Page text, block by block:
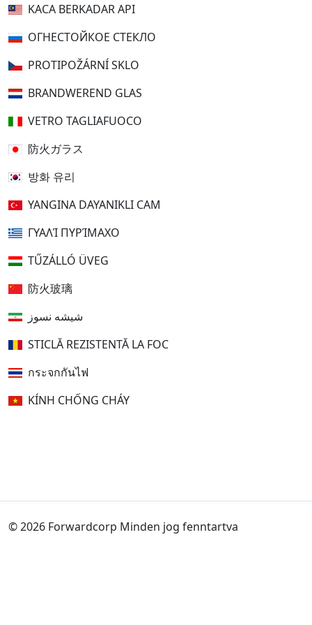
KACA BERKADAR API
ОГНЕСТОЙКОЕ СТЕКЛО
PROTIPOŽÁRNÍ SKLO
BRANDWEREND GLAS
VETRO TAGLIAFUOCO
防火ガラス
방화 유리
YANGINA DAYANIKLI CAM
ΓΥΑΛΊ ΠΥΡΊΜΑΧΟ
TŰZÁLLÓ ÜVEG
防火玻璃
شیشه نسوز
STICLĂ REZISTENTĂ LA FOC
กระจกกันไฟ
KÍNH CHỐNG CHÁY
© 2026 Forwardcorp Minden jog fenntartva